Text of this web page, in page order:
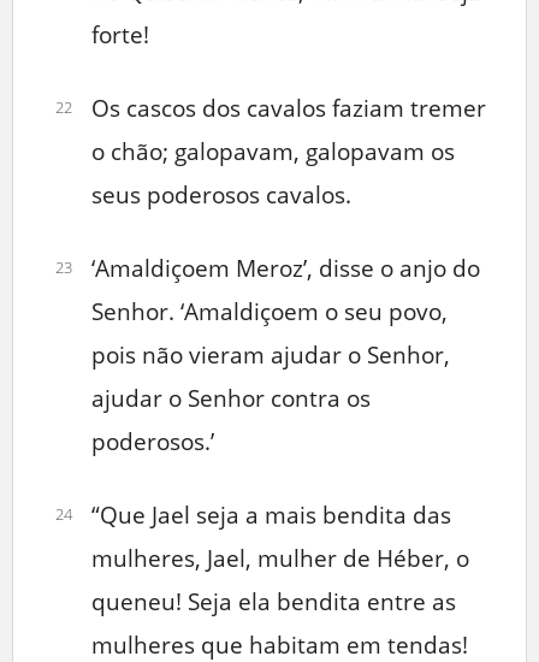
forte!
22
Os cascos dos cavalos faziam tremer
o chão; galopavam, galopavam os
seus poderosos cavalos.
23
‘Amaldiçoem Meroz’, disse o anjo do
Senhor. ‘Amaldiçoem o seu povo,
pois não vieram ajudar o Senhor,
ajudar o Senhor contra os
poderosos.’
24
“Que Jael seja a mais bendita das
mulheres, Jael, mulher de Héber, o
queneu! Seja ela bendita entre as
mulheres que habitam em tendas!